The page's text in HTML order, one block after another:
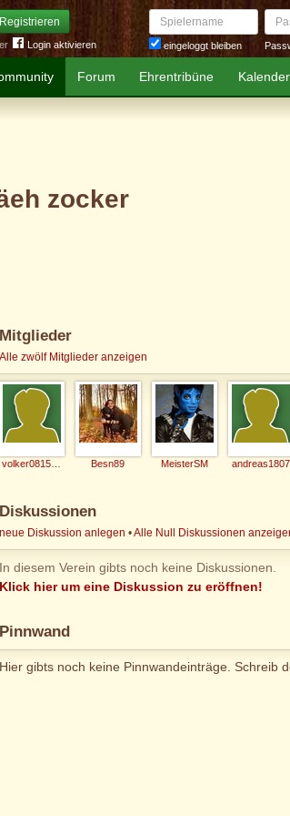
Registrieren
Login aktivieren
Spielername
eingeloggt bleiben
Forum Ehrentribüne Kalender
zocker
Mitglieder
Alle zwölf Mitglieder anzeigen
volker08154711 Besn89 MeisterSM andreas1807
Diskussionen
neue Diskussion anlegen •Alle Null Diskussionen
In diesem Verein gibts noch keine Diskussionen.
Klick hier um eine Diskussion zu eröffnen!
Pinnwand
Hier gibts noch keine Pinnwandeinträge. Schreib